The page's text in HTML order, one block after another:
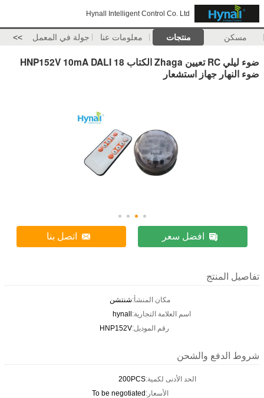
Hynall Intelligent Control Co. Ltd
مسكن منتجات معلومات عنا جولة في المعمل >>
ضوء ليلي RC تعيين Zhaga الكتاب 18 HNP152V 10mA DALI
ضوء النهار جهاز استشعار
افضل سعر اتصل بنا
تفاصيل المنتج
مكان المنشأ:شنتشن
اسم العلامة التجارية:hynall
رقم الموديل:HNP152V
شروط الدفع والشحن
الحد الأدنى لكمية:200PCS
الأسعار:To be negotiated